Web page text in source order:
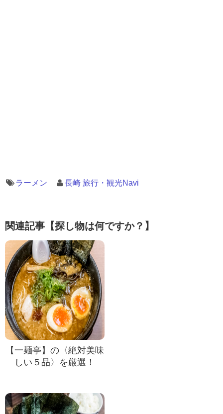
ラーメン 長崎 旅行・観光Navi
関連記事【探し物は何ですか？】
【一麺亭】の〈絶対美味
しい５品〉を厳選！